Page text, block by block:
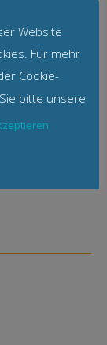
Website
Für mehr
Cookie-
bitte unsere